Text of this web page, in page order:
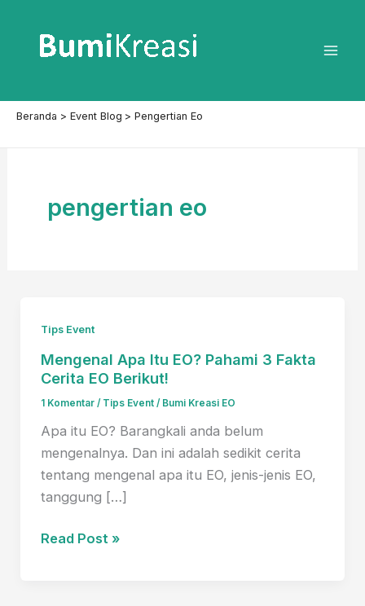
konten
Beranda Event Blog Pengertian Eo
pengertian eo
Tips Event
Mengenal Apa Itu EO? Pahami 3 Fakta
Cerita EO Berikut!
1 Komentar / Tips Event/ Bumi Kreasi EO
Apa itu EO? Barangkali anda belum
mengenalnya. Dan ini adalah sedikit cerita
tentang mengenal apa itu EO, jenis-jenis EO,
tanggung […]
Mengenal
Read Post »